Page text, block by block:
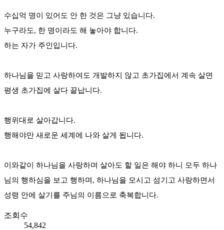
수십억 명이 있어도 안 한 것은 그냥 있습니다.
누구라도, 한 명이라도 해 놓아야 합니다.
하는 자가 주인입니다.
하나님을 믿고 사랑하여도 개발하지 않고 초가집에서 계속 살면
평생 초가집에 살다 끝납니다.
행위대로 살아갑니다.
행해야만 새로운 세계에 나와 살게 됩니다.
이와같이 하나님을 사랑하며 살아도 할 일은 해야 하니 모두 하나
님의 행하심을 보고 행하며, 하나님을 모시고 섬기고 사랑하면서
성령 안에 살기를 주님의 이름으로 축복합니다.
조회수
54,842